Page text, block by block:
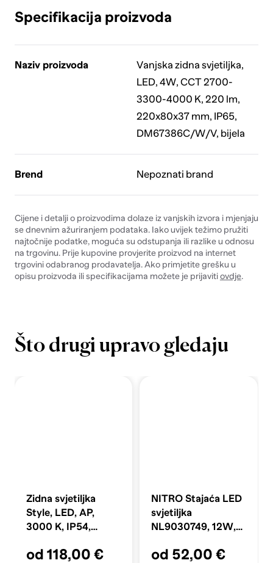
Specifikacija proizvoda
Naziv proizvoda
Vanjska zidna svjetiljka,
LED, 4W, CCT 2700-
3300-4000 K, 220 lm,
220x80x37 mm, IP65,
DM67386C/W/V, bijela
Brend Nepoznati brand
Cijene i detalji o proizvodima dolaze iz vanjskih izvora i mjenjaju
se dnevnim ažuriranjem podataka. Iako uvijek težimo pružiti
najtočnije podatke, moguća su odstupanja ili razlike u odnosu
na trgovinu. Prije kupovine provjerite proizvod na internet
trgovini odabranog prodavatelja. Ako primjetite grešku u
opisu proizvoda ili specifikacijama možete je prijavitiovdje.
Što drugi upravo gledaju
Zidna svjetiljka
Style, LED, AP,
3000 K, IP54,
kave
od 118,00 €
NITRO Stajaća LED
svjetiljka
NL9030749, 12W,
IP65, 3000 K, crna
od 52,00 €